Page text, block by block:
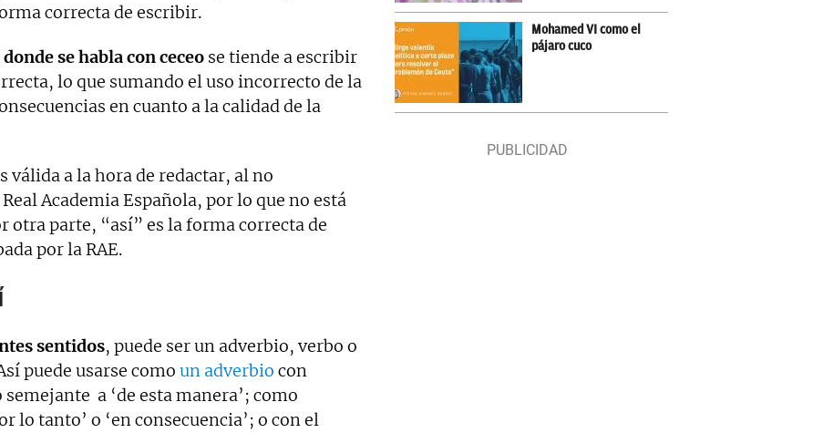
correcta de escribir.
se habla con ceceo se tiende a escribir
lo que sumando el uso incorrecto de la
en cuanto a la calidad de la
válida a la hora de redactar, al no
Academia Española, por lo que no está
otra parte, “así” es la forma correcta de
por la RAE.
sentidos, puede ser un adverbio, verbo o
puede usarse como un adverbio con
a ‘de esta manera’; como
lo tanto’ o ‘en consecuencia’; o con el
Mohamed VI como el
pájaro cuco